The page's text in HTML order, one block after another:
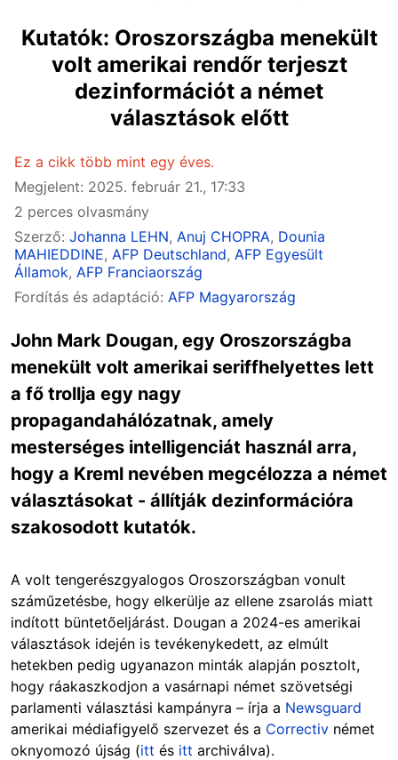
Kutatók: Oroszországba menekült
volt amerikai rendőr terjeszt
dezinformációt a német
választások előtt
Ez a cikk több mint egy éves.
Megjelent: 2025. február 21., 17:33
2 perces olvasmány
Szerző: Johanna LEHN, Anuj CHOPRA, Dounia
MAHIEDDINE, AFP Deutschland, AFP Egyesült
Államok, AFP Franciaország
Fordítás és adaptáció: AFP Magyarország
John Mark Dougan, egy Oroszországba
menekült volt amerikai seriffhelyettes lett
a fő trollja egy nagy
propagandahálózatnak, amely
mesterséges intelligenciát használ arra,
hogy a Kreml nevében megcélozza a német
választásokat - állítják dezinformációra
szakosodott kutatók.
A volt tengerészgyalogos Oroszországban vonult
száműzetésbe, hogy elkerülje az ellene zsarolás miatt
indított büntetőeljárást. Dougan a 2024-es amerikai
választások idején is tevékenykedett, az elmúlt
hetekben pedig ugyanazon minták alapján posztolt,
hogy ráakaszkodjon a vasárnapi német szövetségi
parlamenti választási kampányra – írja a Newsguard
amerikai médiafigyelő szervezet és a Correctiv német
oknyomozó újság (itt és itt archiválva).